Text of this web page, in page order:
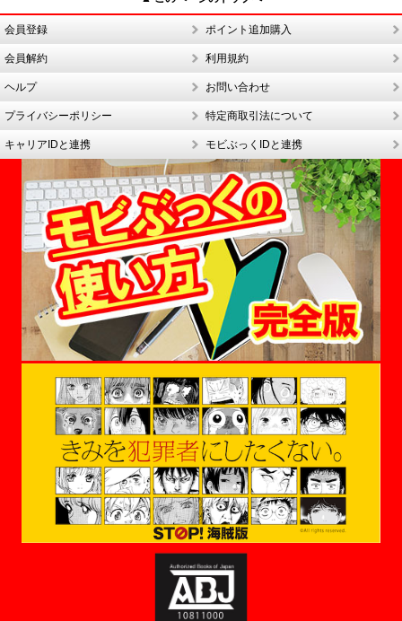
会員登録 ポイント追加購入
会員解約 利用規約
ヘルプ お問い合わせ
プライバシーポリシー 特定商取引法について
キャリアIDと連携 モビぶっくIDと連携